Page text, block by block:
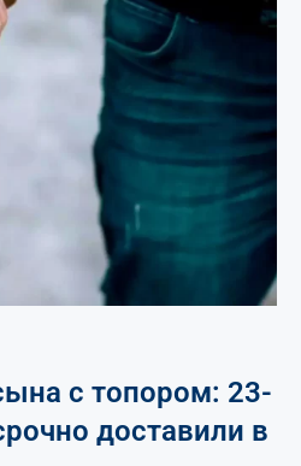
с топором: 23-
доставили в